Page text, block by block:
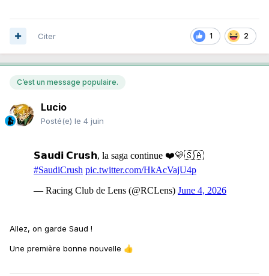
1 2
Citer
C’est un message populaire.
Lucio
Posté(e) le 4 juin
Allez, on garde Saud !
Une première bonne nouvelle 👍